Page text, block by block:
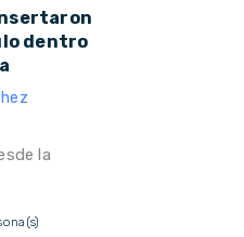
dentro
la